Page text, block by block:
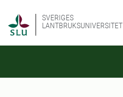
SVERIGES
LANTBRUKSUNIVERSITET